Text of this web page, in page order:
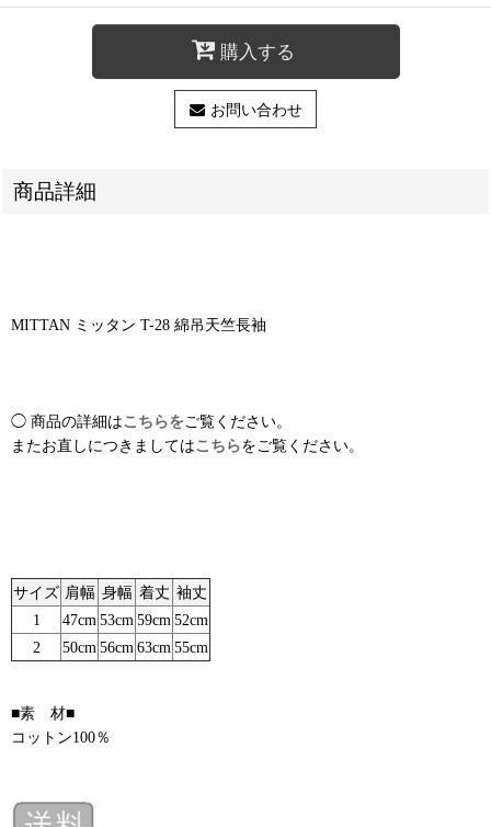
購入する
お問い合わせ
商品詳細
MITTAN ミッタン T-28 綿吊天竺長袖
◯ 商品の詳細はこちらをご覧ください。
またお直しにつきましてはこちらをご覧ください。
サイズ 肩幅 身幅 着丈 袖丈
1
47cm 53cm 59cm 52cm
2
50cm 56cm 63cm 55cm
■素 材■
コットン100％